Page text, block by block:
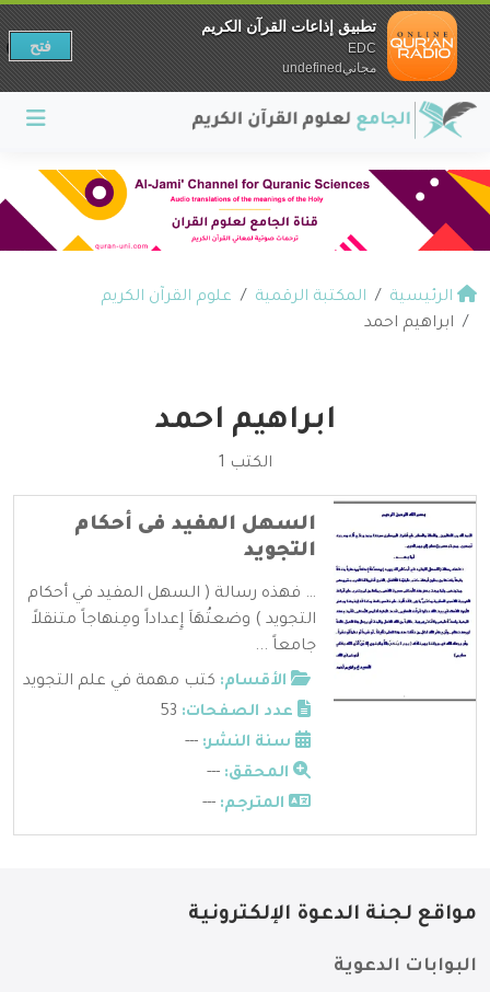
الرئيسية المكتبة الرقمية
علوم القرآن الكريم
ابراهيم احمد
ابراهيم احمد
الكتب 1
السهل المفيد فى أحكام
التجويد
… فهذه رسالة ( السهل المفيد في أحكام
التجويد ) وضعتُهَاَ إِعداداً ومِنهاجاً متنقلاً
جامعاً ...
الأقسام: كتب مهمة في علم التجويد
عدد الصفحات:
سنة النشر: ---
المحقق: ---
المترجم: ---
مواقع لجنة الدعوة الإلكترونية
البوابات الدعوية
تطبيق إذاعات القرآن الكريم
EDC
مجانيundefined
فتح